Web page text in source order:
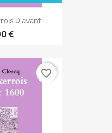
D'avant...
€
favorite_border